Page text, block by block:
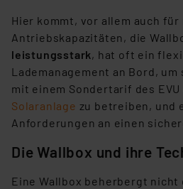
Hier kommt, vor allem auch
Antriebskapazitäten, die
leistungsstark, hat oft ein
Lademanagement an Bord,
mit einem Sondertarif des
Solaranlage zu betreiben, und
Anforderungen an einen
Die Wallbox und ihre
Eine Wallbox beherbergt